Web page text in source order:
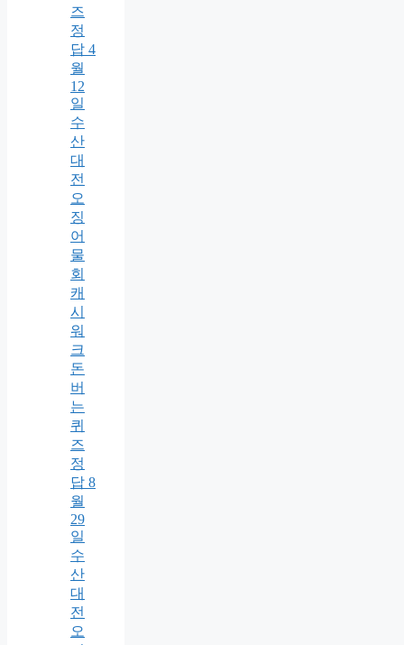
즈
정
답 4
월
12
일
수
산
대
전
오
징
어
물
회
캐
시
워
크
돈
버
는
퀴
즈
정
답 8
월
29
일
수
산
대
전
오